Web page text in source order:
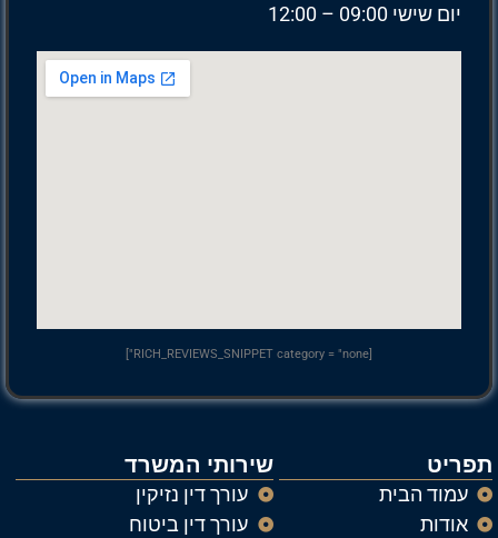
יום שישי 09:00 – 12:00
[RICH_REVIEWS_SNIPPET category = "none"]
תפריט
עמוד הבית
אודות
שירותי המשרד
עורך דין נזיקין
עורך דין ביטוח